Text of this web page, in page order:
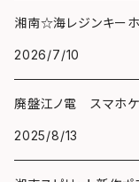
湘南☆海レジンキー
2026/7/10
廃盤江ノ電 スマホ
2025/8/13